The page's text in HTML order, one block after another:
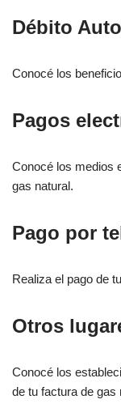
Débito
Conocé los
Pagos
Conocé los medios
gas natural.
Pago por
Realiza el pago de
Otros
Conocé los
de tu factura de gas